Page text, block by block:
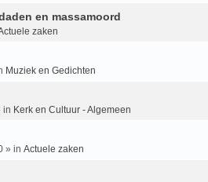
en massamoord
zaken
Muziek en Gedichten
in Kerk en Cultuur - Algemeen
» in Actuele zaken